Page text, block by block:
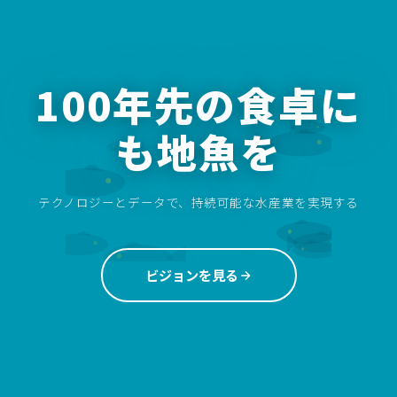
100年先の食卓に
も地魚を
テクノロジーとデータで、持続可能な水産業を実現する
ビジョンを見る